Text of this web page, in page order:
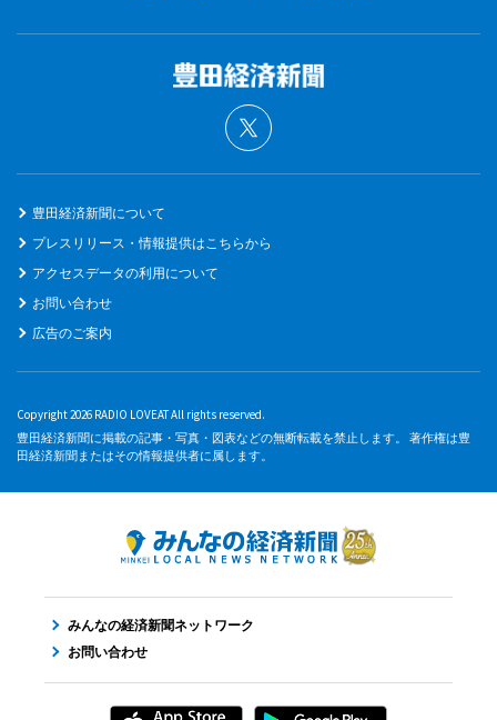
豊田経済新聞について
プレスリリース・情報提供はこちらから
アクセスデータの利用について
お問い合わせ
広告のご案内
Copyright 2026 RADIO LOVEAT All rights reserved.
豊田経済新聞に掲載の記事・写真・図表などの無断転載を禁止します。 著作権は豊
田経済新聞またはその情報提供者に属します。
みんなの経済新聞ネットワーク
お問い合わせ